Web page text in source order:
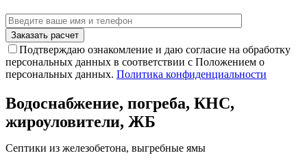
Подтверждаю ознакомление и даю согласие на обработку
персональных данных в соответствии с Положением о
персональных данных. Политика конфиденциальности
Водоснабжение, погреба, КНС,
жироуловители, ЖБ
Септики из железобетона, выгребные ямы